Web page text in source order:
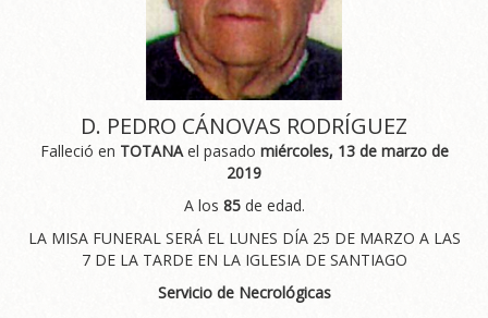
D. PEDRO CÁNOVAS RODRÍGUEZ
Falleció en TOTANAel pasado miércoles, 13 de marzo de
2019
A los 85de edad.
LA MISA FUNERAL SERÁ EL LUNES DÍA 25 DE MARZO A LAS
7 DE LA TARDE EN LA IGLESIA DE SANTIAGO
Servicio de Necrológicas